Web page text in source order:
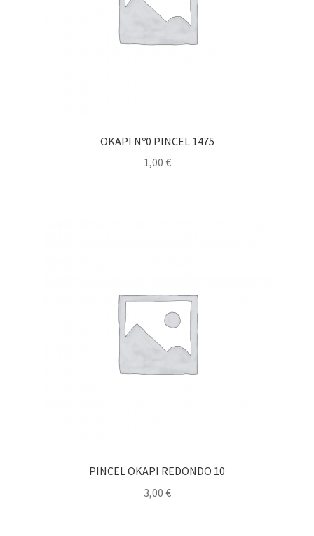
OKAPI Nº0 PINCEL 1475
1,00 €
PINCEL OKAPI REDONDO 10
3,00 €